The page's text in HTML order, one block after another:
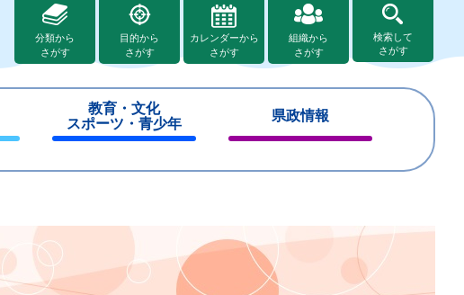
分類から
さがす
目的から
さがす
カレンダーから
さがす
組織から
さがす
検索して
さがす
教育・文化
スポーツ・青少年
じ
県政情報
じ